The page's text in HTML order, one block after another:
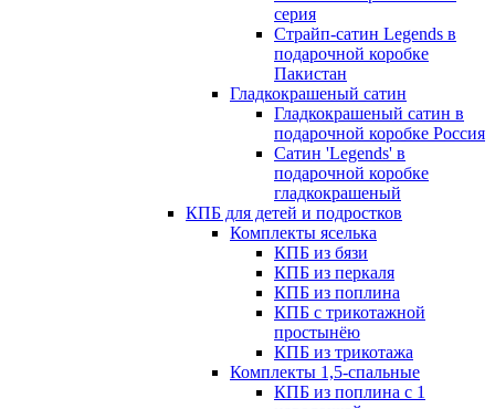
серия
Страйп-сатин Legends в
подарочной коробке
Пакистан
Гладкокрашеный сатин
Гладкокрашеный сатин в
подарочной коробке Россия
Сатин 'Legends' в
подарочной коробке
гладкокрашеный
КПБ для детей и подростков
Комплекты яселька
КПБ из бязи
КПБ из перкаля
КПБ из поплина
КПБ с трикотажной
простынёю
КПБ из трикотажа
Комплекты 1,5-спальные
КПБ из поплина с 1